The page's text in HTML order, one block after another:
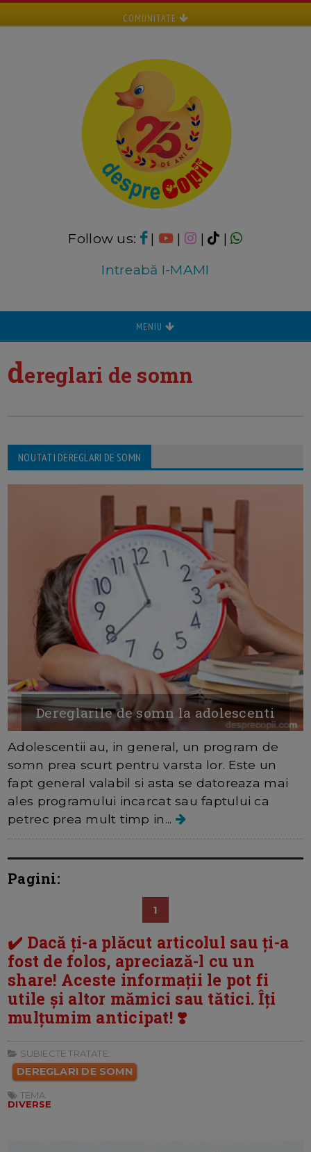
COMUNITATE
Follow us: | | |
|
Intreabă I-MAMI
MENIU
dereglari de somn
NOUTATI DEREGLARI DE SOMN
Dereglarile de somn la adolescenti
Adolescentii au, in general, un program de
somn prea scurt pentru varsta lor. Este un
fapt general valabil si asta se datoreaza mai
ales programului incarcat sau faptului ca
petrec prea mult timp in...
Pagini:
1
✔️ Dacă ți-a plăcut articolul sau ți-a
fost de folos, apreciază-l cu un
share! Aceste informații le pot fi
utile și altor mămici sau tătici. Îți
mulțumim anticipat! ❣️
SUBIECTE TRATATE:
DEREGLARI DE SOMN
TEMA:
DIVERSE